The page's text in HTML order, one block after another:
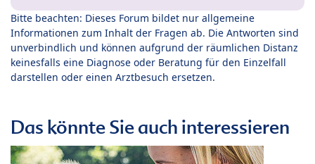
Bitte beachten: Dieses Forum bildet nur allgemeine
Informationen zum Inhalt der Fragen ab. Die Antworten sind
unverbindlich und können aufgrund der räumlichen Distanz
keinesfalls eine Diagnose oder Beratung für den Einzelfall
darstellen oder einen Arztbesuch ersetzen.
Das könnte Sie auch interessieren